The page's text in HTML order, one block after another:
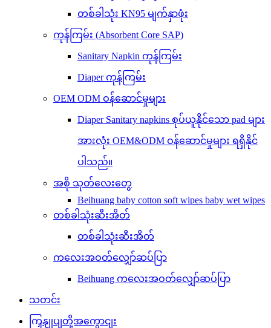
တစ်ခါသုံး KN95 မျက်နှာဖုံး
ကုန်ကြမ်း (Absorbent Core SAP)
Sanitary Napkin ကုန်ကြမ်း
Diaper ကုန်ကြမ်း
OEM ODM ဝန်ဆောင်မှုများ
Diaper Sanitary napkins စုပ်ယူနိုင်သော pad များ
အားလုံး OEM&ODM ဝန်ဆောင်မှုများ ရရှိနိုင်
ပါသည်။
အစို သုတ်လေးတွေ
Beihuang baby cotton soft wipes baby wet wipes
တစ်ခါသုံးဆီးအိတ်
တစ်ခါသုံးဆီးအိတ်
ကလေးအဝတ်လျှော်ဆပ်ပြာ
Beihuang ကလေးအဝတ်လျှော်ဆပ်ပြာ
သတင်း
ကြှနျုပျတို့အကွောငျး